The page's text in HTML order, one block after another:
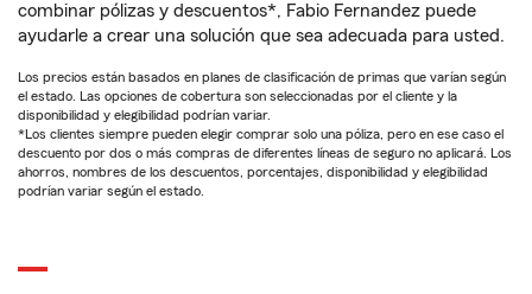
combinar pólizas y descuentos*, Fabio Fernandez puede
ayudarle a crear una solución que sea adecuada para usted.
Los precios están basados en planes de clasificación de primas que varían según
el estado. Las opciones de cobertura son seleccionadas por el cliente y la
disponibilidad y elegibilidad podrían variar.
*Los clientes siempre pueden elegir comprar solo una póliza, pero en ese caso el
descuento por dos o más compras de diferentes líneas de seguro no aplicará. Los
ahorros, nombres de los descuentos, porcentajes, disponibilidad y elegibilidad
podrían variar según el estado.